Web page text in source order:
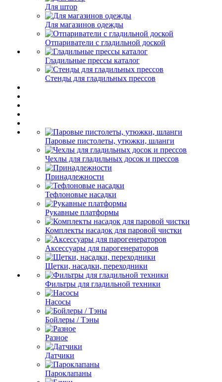
Для штор
Для магазинов одежды
Отпариватели с гладильной доской
Гладильные прессы каталог
Стенды для гладильных прессов
Паровые пистолеты, утюжки, шланги
Чехлы для гладильных досок и прессов
Принадлежности
Тефлоновые насадки
Рукавные платформы
Комплекты насадок для паровой чистки
Аксессуары для парогенераторов
Щетки, насадки, переходники
Фильтры для гладильной техники
Насосы
Бойлеры / Тэны
Разное
Датчики
Пароклапаны